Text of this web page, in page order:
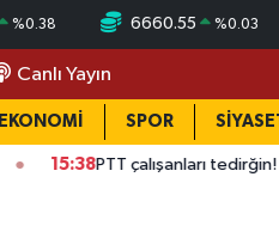
%0.38 6660.55 %0.03
Canlı Yayın
EKONOMİ SPOR
PTT çalışanları tedirğin! Ateş: